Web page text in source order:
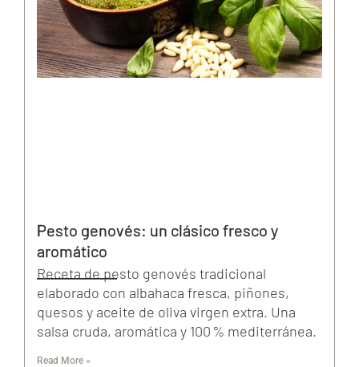
Pesto genovés: un clásico fresco y
aromático
Receta de pesto genovés tradicional
elaborado con albahaca fresca, piñones,
quesos y aceite de oliva virgen extra. Una
salsa cruda, aromática y 100 % mediterránea.
Read More »